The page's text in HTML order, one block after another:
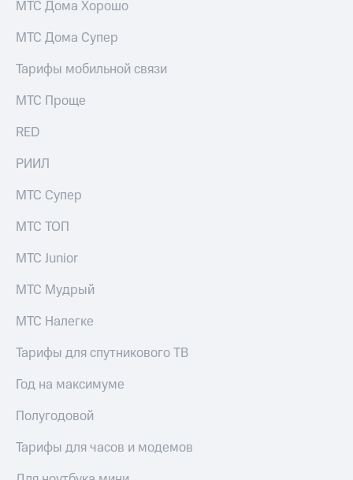
МТС Дома Хорошо
МТС Дома Супер
Тарифы мобильной связи
МТС Проще
RED
РИИЛ
МТС Супер
МТС ТОП
МТС Junior
МТС Мудрый
МТС Налегке
Тарифы для спутникового ТВ
Год на максимуме
Полугодовой
Тарифы для часов и модемов